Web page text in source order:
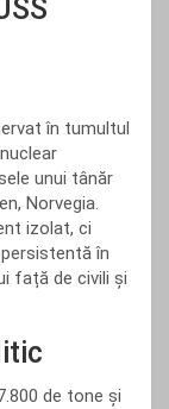
în tumultul
unui tânăr
Norvegia.
izolat, ci
în
față de civili și
de tone și